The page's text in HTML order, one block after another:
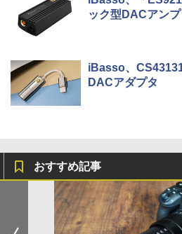
ック型DACアンプ
iBasso、
DACアダプタ
おすすめ記事